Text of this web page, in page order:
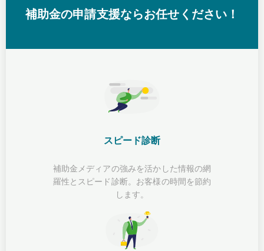
補助金の申請支援ならお任せください！
スピード診断
補助金メディアの強みを活かした情報の網
羅性とスピード診断。お客様の時間を節約
します。